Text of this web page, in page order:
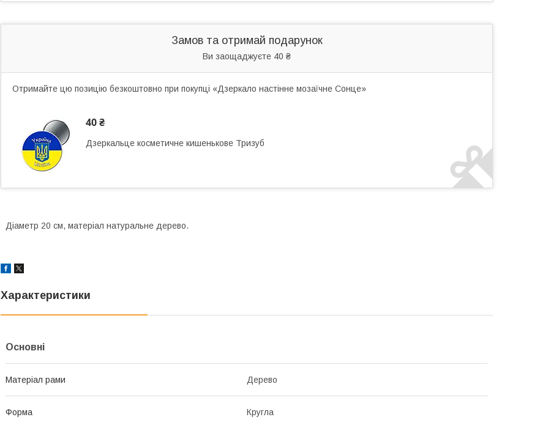
Замов та отримай подарунок
Ви заощаджуєте 40 ₴
Отримайте цю позицію безкоштовно при покупці «Дзеркало настінне мозаїчне Сонце»
40 ₴
Дзеркальце косметичне кишенькове Тризуб
Діаметр 20 см, матеріал натуральне дерево.
Характеристики
Основні
Матеріал рами Дерево
Форма Кругла